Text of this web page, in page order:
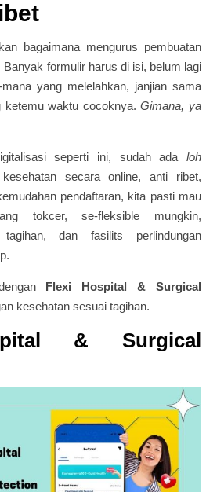
bagaimana mengurus pembuatan
formulir harus di isi, belum lagi
yang melelahkan, janjian sama
ketemu waktu cocoknya.Gimana, ya
seperti ini, sudah ada loh
secara online, anti ribet,
pendaftaran, kita pasti mau
tokcer, se-fleksible mungkin,
dan fasilits perlindungan
Flexi Hospital & Surgical
kesehatan sesuai tagihan.
& Surgical